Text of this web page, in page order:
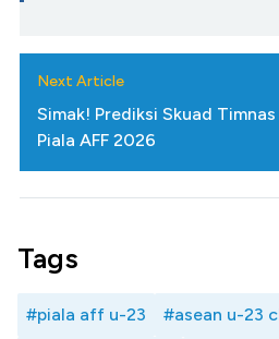
Next Article
Simak! Prediksi Skuad
Piala AFF 2026
Tags
#piala aff u-23 #asean u-23